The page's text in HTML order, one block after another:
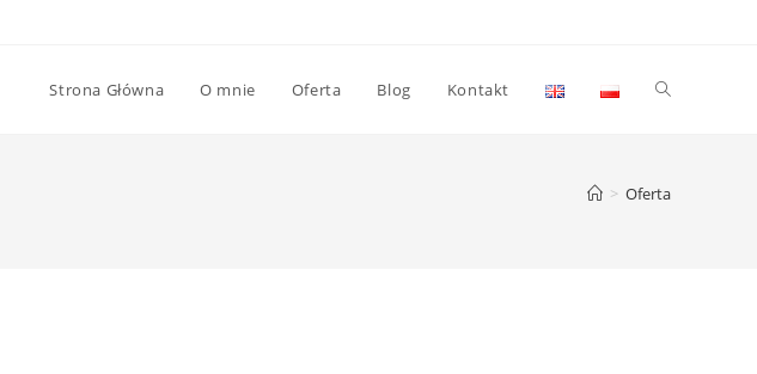
Strona Główna O mnie Oferta Blog Kontakt
> Oferta